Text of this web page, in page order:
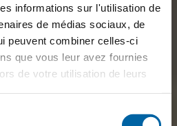
informations sur l'utilisation de
de médias sociaux, de
peuvent combiner celles-ci
que vous leur avez fournies
de votre utilisation de leurs